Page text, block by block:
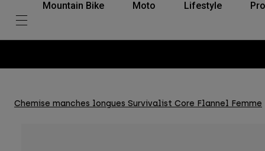
Mountain Bike Moto Lifestyle
Chemise manches longues Survivalist Core Flannel Femme